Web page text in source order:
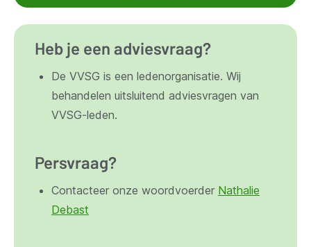
Heb je een adviesvraag?
De VVSG is een ledenorganisatie. Wij
behandelen uitsluitend adviesvragen van
VVSG-leden.
Persvraag?
Contacteer onze woordvoerder Nathalie
Debast